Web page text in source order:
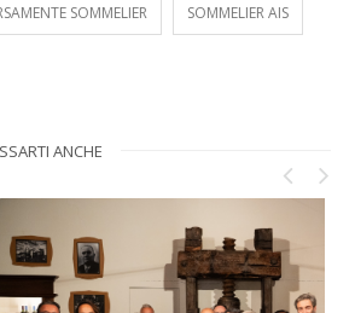
SOMMELIER SOMMELIER AIS
ANCHE